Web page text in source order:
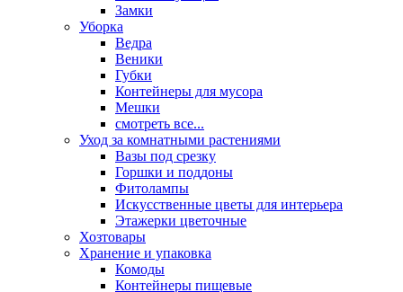
Замки
Уборка
Ведра
Веники
Губки
Контейнеры для мусора
Мешки
смотреть все...
Уход за комнатными растениями
Вазы под срезку
Горшки и поддоны
Фитолампы
Искусственные цветы для интерьера
Этажерки цветочные
Хозтовары
Хранение и упаковка
Комоды
Контейнеры пищевые